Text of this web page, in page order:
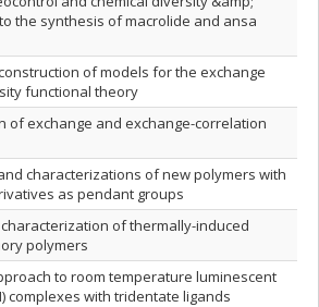
the synthesis of macrolide and ansa
of models for the exchange
functional theory
of exchange and exchange-correlation
characterizations of new polymers with
as pendant groups
of thermally-induced
polymers
to room temperature luminescent
complexes with tridentate ligands